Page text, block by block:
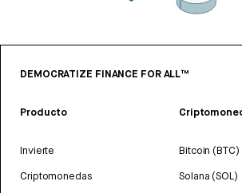
DEMOCRATIZE FINANCE FOR ALL™
Producto
Invierte
Criptomonedas
Bitcoin (BTC)
Solana (SOL)